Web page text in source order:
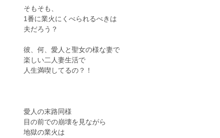
そもそも、
1番に業火にくべられるべきは
夫だろう？
彼、何、愛人と聖女の様な妻で
楽しい二人妻生活で
人生満喫してるの？！
愛人の末路同様
目の前での崩壊を見ながら
地獄の業火は